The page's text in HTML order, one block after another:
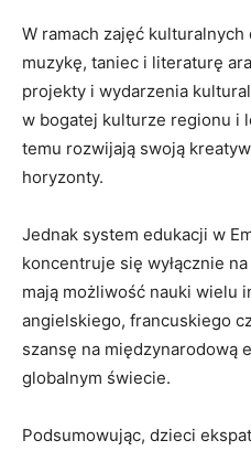
W ramach zajęć
muzykę, taniec i literaturę‍
projekty i wydarzenia
w bogatej kulturze regionu i
temu rozwijają⁣ swoją
horyzonty.
Jednak ‍system edukacji w
koncentruje⁤ się wyłącznie
mają możliwość nauki wielu
angielskiego, francuskiego
szansę na międzynarodową
globalnym świecie.
Podsumowując, dzieci